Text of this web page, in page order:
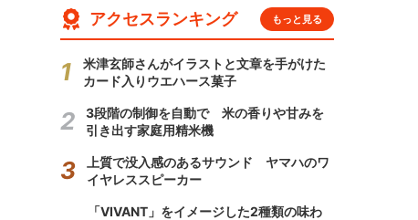
アクセスランキング もっと見る
米津玄師さんがイラストと文章を手がけた
カード入りウエハース菓子
3段階の制御を自動で 米の香りや甘みを
引き出す家庭用精米機
上質で没入感のあるサウンド ヤマハのワ
イヤレススピーカー
「VIVANT」をイメージした2種類の味わ